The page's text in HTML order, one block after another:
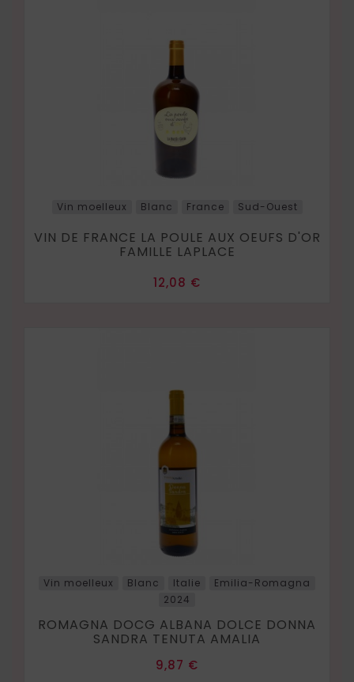
Vin moelleux Blanc France Sud-Ouest
VIN DE FRANCE LA POULE AUX OEUFS D'OR
FAMILLE LAPLACE
Prix
12,08 €
Vin moelleux Blanc Italie
Emilia-Romagna
2024
ROMAGNA DOCG ALBANA DOLCE DONNA
SANDRA TENUTA AMALIA
Prix
9,87 €